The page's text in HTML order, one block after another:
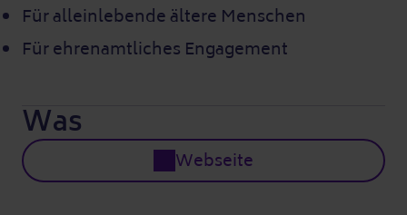
Für alleinlebende ältere Menschen
Für ehrenamtliches Engagement
Was
Webseite